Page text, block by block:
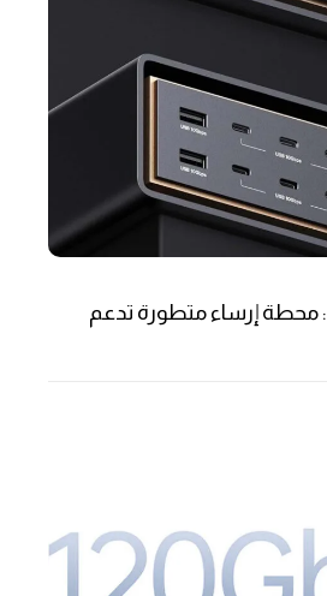
FusionDock Ultra: محطة إرساء متطورة تدعم